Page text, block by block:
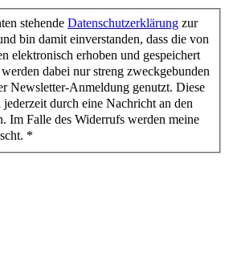
stehende Datenschutzerklärung zur
bin damit einverstanden, dass die von
elektronisch erhoben und gespeichert
dabei nur streng zweckgebunden
Newsletter-Anmeldung genutzt. Diese
durch eine Nachricht an den
Im Falle des Widerrufs werden meine
*